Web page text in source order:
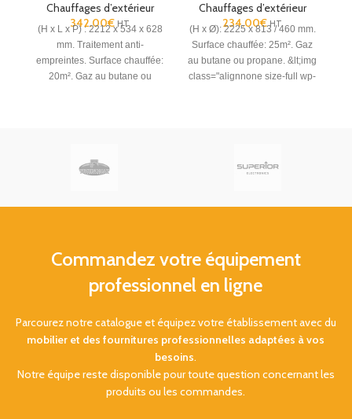
Chauffages d’extérieur
342.00€ HT
(H x L x P) : 2212 x 534 x 628
mm. Traitement anti-
empreintes. Surface chauffée:
20m². Gaz au butane ou
Chauffages d’extérieur
234.00€ HT
(H x Ø): 2225 x 813 / 460 mm.
Surface chauffée: 25m². Gaz
au butane ou propane. &lt;img
class="alignnone size-full wp-
/>France Métropolitaine hors
Commandez votre équipement
professionnel en ligne
Parcourez notre catalogue et équipez votre établissement avec du
mobilier et des fournitures professionnelles adaptées à vos
besoins.
Notre équipe reste disponible pour toute question concernant les
produits ou les commandes.